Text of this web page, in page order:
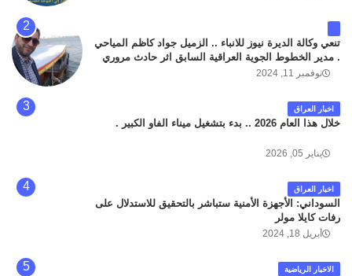
تنعي وكالة الديرة نيوز للانباء .. الزميل جواد كاظم المياحي
. مدير الخطوط الجوية العراقية السابق اثر حادث مروري
داخل مطار البصرة الدولي اليوم الاثنين على الطريق
كان سبب الحادث يعود لتصادم عجلته مع عجلة نوع كيا بنكو
تابعة لشركة الهلال الماسكة لإعمار مطار البصرة الدولي .
سائلين الله عز وجل ان يتغمد الفقيد بواسع رحمته ، و انا
نوفمبر 11, 2024
اخبار العراق
خلال هذا العام 2026 .. بدء بتشغيل ميناء الفاو الكبير .
يناير 05, 2026
اخبار العراق
السوداني: الأجهزة الأمنية ستباشر بالتحقيق للاستدلال على
رفات كايلا مولر
أبريل 18, 2024
الاخبار الرياضية